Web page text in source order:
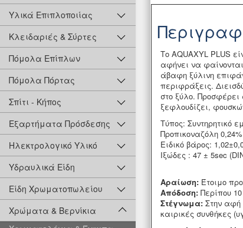
Υλικά Επιπλοποιίας
Κλειδαριές & Σύρτες
Πόμολα Επίπλων
Πόμολα Πόρτας
Σπίτι - Κήπος
Εξαρτήματα Πρόσδεσης
Ηλεκτρολογικό Υλικό
Υδραυλικά Είδη
Είδη Χρωματοπωλείου
Χρώματα & Βερνίκια
Το AQUAXYL PLUS
αφήνει να
άβαφη ξύλινη
περιφράξεις.
στο ξύλο.
ξεφλουδίζει,
Τύπος: Συντηρητικό
Προπικοναζόλη
Ειδικό βάρος:
Ιξώδες : 47 ± 5sec
Αραίωση: Έτοιμο
Απόδοση: Περίπου
Στέγνωμα: Στην αφή
καιρικές συνθήκες